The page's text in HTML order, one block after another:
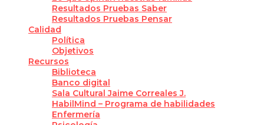
Resultados Pruebas Saber
Resultados Pruebas Pensar
Calidad
Política
Objetivos
Recursos
Biblioteca
Banco digital
Sala Cultural Jaime Correales J.
HabilMind – Programa de habilidades
Enfermería